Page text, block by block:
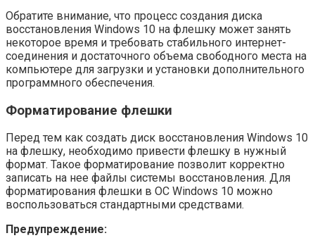
Обратите внимание, что процесс создания диска
восстановления Windows 10 на флешку может занять
некоторое время и требовать стабильного интернет-
соединения и достаточного объема свободного места на
компьютере для загрузки и установки дополнительного
программного обеспечения.
Форматирование флешки
Перед тем как создать диск восстановления Windows 10
на флешку, необходимо привести флешку в нужный
формат. Такое форматирование позволит корректно
записать на нее файлы системы восстановления. Для
форматирования флешки в ОС Windows 10 можно
воспользоваться стандартными средствами.
Предупреждение: